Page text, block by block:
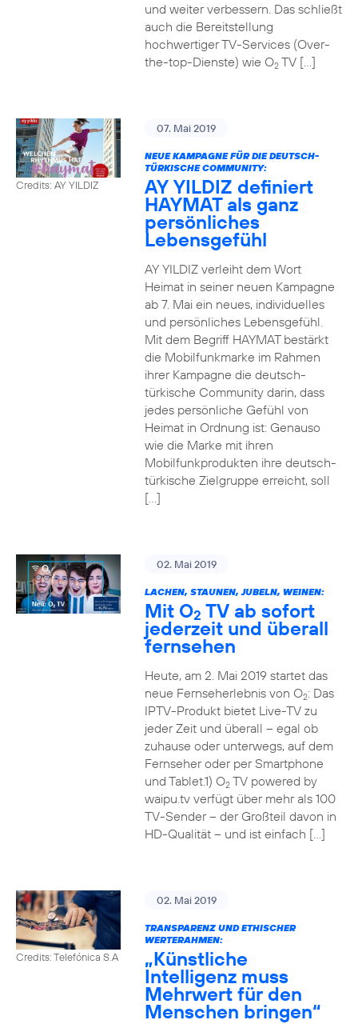
und weiter verbessern. Das schließt
auch die Bereitstellung
hochwertiger TV-Services (Over-
the-top-Dienste) wie O2TV […]
Credits: AY YILDIZ
07. Mai 2019
NEUE KAMPAGNE FÜR DIE DEUTSCH-
TÜRKISCHE COMMUNITY:
AY YILDIZ definiert
HAYMAT als ganz
persönliches
Lebensgefühl
AY YILDIZ verleiht dem Wort
Heimat in seiner neuen Kampagne
ab 7. Mai ein neues, individuelles
und persönliches Lebensgefühl.
Mit dem Begriff HAYMAT bestärkt
die Mobilfunkmarke im Rahmen
ihrer Kampagne die deutsch-
türkische Community darin, dass
jedes persönliche Gefühl von
Heimat in Ordnung ist: Genauso
wie die Marke mit ihren
Mobilfunkprodukten ihre deutsch-
türkische Zielgruppe erreicht, soll
[…]
02. Mai 2019
LACHEN, STAUNEN, JUBELN, WEINEN:
Mit O2 TV ab sofort
jederzeit und überall
fernsehen
Heute, am 2. Mai 2019 startet das
neue Fernseherlebnis von O2: Das
IPTV-Produkt bietet Live-TV zu
jeder Zeit und überall – egal ob
zuhause oder unterwegs, auf dem
Fernseher oder per Smartphone
und Tablet.1) O2TV powered by
waipu.tv verfügt über mehr als 100
TV-Sender – der Großteil davon in
HD-Qualität – und ist einfach […]
Credits: Telefónica S.A
02. Mai 2019
TRANSPARENZ UND ETHISCHER
WERTERAHMEN:
„Künstliche
Intelligenz muss
Mehrwert für den
Menschen bringen“